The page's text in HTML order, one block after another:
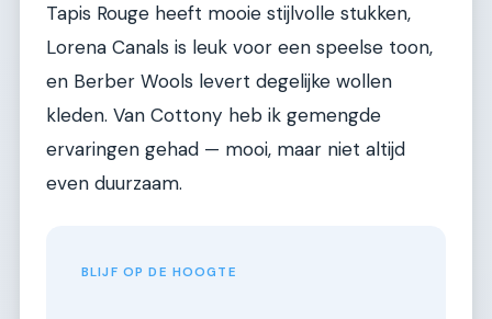
Tapis Rouge heeft mooie stijlvolle stukken,
Lorena Canals is leuk voor een speelse toon,
en Berber Wools levert degelijke wollen
kleden. Van Cottony heb ik gemengde
ervaringen gehad — mooi, maar niet altijd
even duurzaam.
BLIJF OP DE HOOGTE